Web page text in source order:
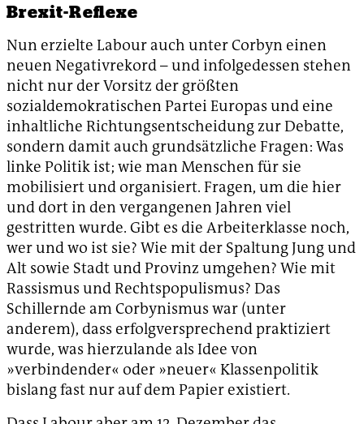
Brexit-Reflexe
Nun erzielte Labour auch unter Corbyn einen
neuen Negativrekord – und infolgedessen stehen
nicht nur der Vorsitz der größten
sozialdemokratischen Partei Europas und eine
inhaltliche Richtungsentscheidung zur Debatte,
sondern damit auch grundsätzliche Fragen: Was
linke Politik ist; wie man Menschen für sie
mobilisiert und organisiert. Fragen, um die hier
und dort in den vergangenen Jahren viel
gestritten wurde. Gibt es die Arbeiterklasse noch,
wer und wo ist sie? Wie mit der Spaltung Jung und
Alt sowie Stadt und Provinz umgehen? Wie mit
Rassismus und Rechtspopulismus? Das
Schillernde am Corbynismus war (unter
anderem), dass erfolgversprechend praktiziert
wurde, was hierzulande als Idee von
»verbindender« oder »neuer« Klassenpolitik
bislang fast nur auf dem Papier existiert.